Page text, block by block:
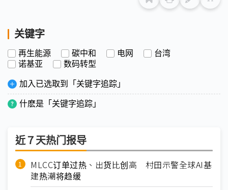
关键字
再生能源 碳中和 电网
台湾
诺基亚
数码转型
加入已选取到「关键字追踪」
什麽是「关键字追踪」
近７天热门报导
MLCC订单过热、出货比创高 村田示警全球AI基
建热潮将趋缓